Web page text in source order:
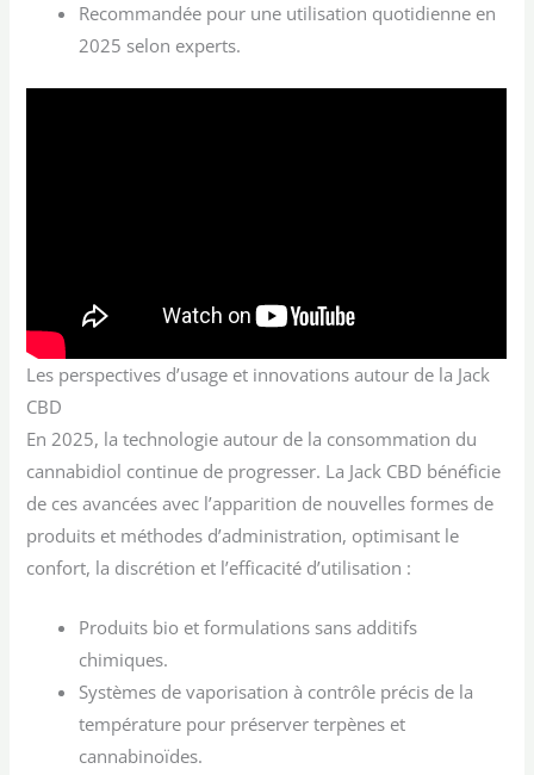
Recommandée pour une utilisation quotidienne en
2025 selon experts.
Les perspectives d’usage et innovations autour de la Jack
CBD
En 2025, la technologie autour de la consommation du
cannabidiol continue de progresser. La Jack CBD bénéficie
de ces avancées avec l’apparition de nouvelles formes de
produits et méthodes d’administration, optimisant le
confort, la discrétion et l’efficacité d’utilisation :
Produits bio et formulations sans additifs
chimiques.
Systèmes de vaporisation à contrôle précis de la
température pour préserver terpènes et
cannabinoïdes.